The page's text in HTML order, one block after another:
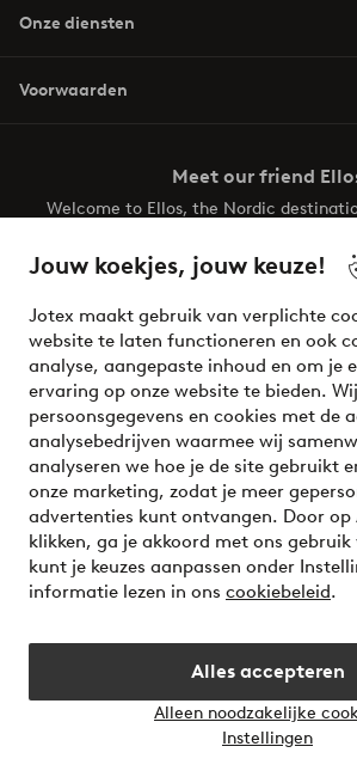
Jouw koekjes, jouw keuze!
Jotex maakt gebruik van verplichte
website te laten functioneren en ook
analyse, aangepaste inhoud en om je
ervaring op onze website te bieden.
persoonsgegevens en cookies met de
analysebedrijven waarmee wij
analyseren we hoe je de site gebruikt
onze marketing, zodat je meer
advertenties kunt ontvangen. Door op
klikken, ga je akkoord met ons gebruik
kunt je keuzes aanpassen onder
informatie lezen in ons cookiebeleid.
Alles accepteren
Alleen noodzakelijke
Instellingen
Onze diensten
Voorwaarden
Meet our friend
Welcome to Ellos, the Nordic
your wardrobe. Your next inspiring
Veilig betalen - Nu betalen of
Wil je meer weten over onze